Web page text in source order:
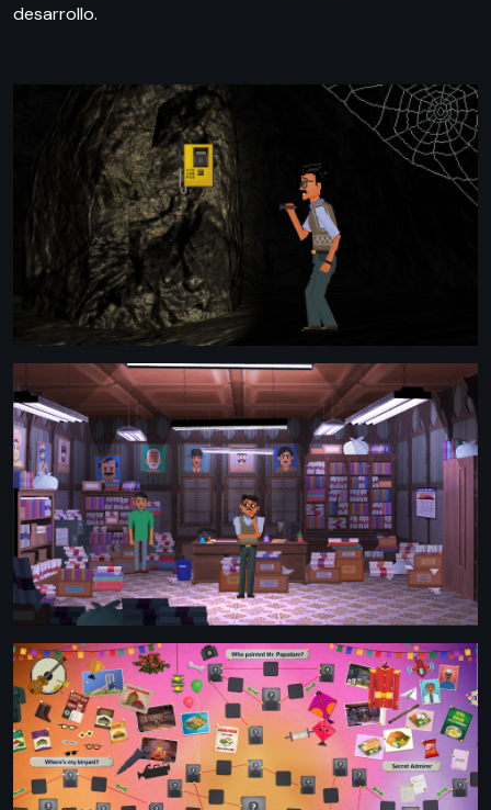
desarrollo.